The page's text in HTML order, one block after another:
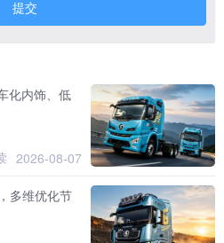
提交
化内饰、低
2026-08-07
多维优化节